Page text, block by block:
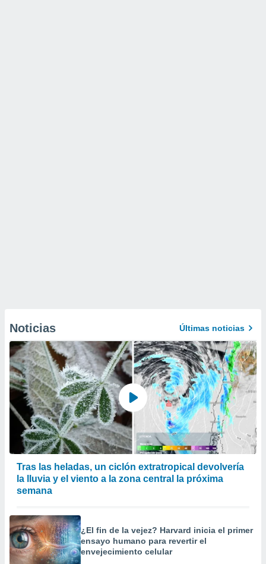
Noticias Últimas noticias
Tras las heladas, un ciclón extratropical devolvería
la lluvia y el viento a la zona central la próxima
semana
¿El fin de la vejez? Harvard inicia el primer
ensayo humano para revertir el
envejecimiento celular